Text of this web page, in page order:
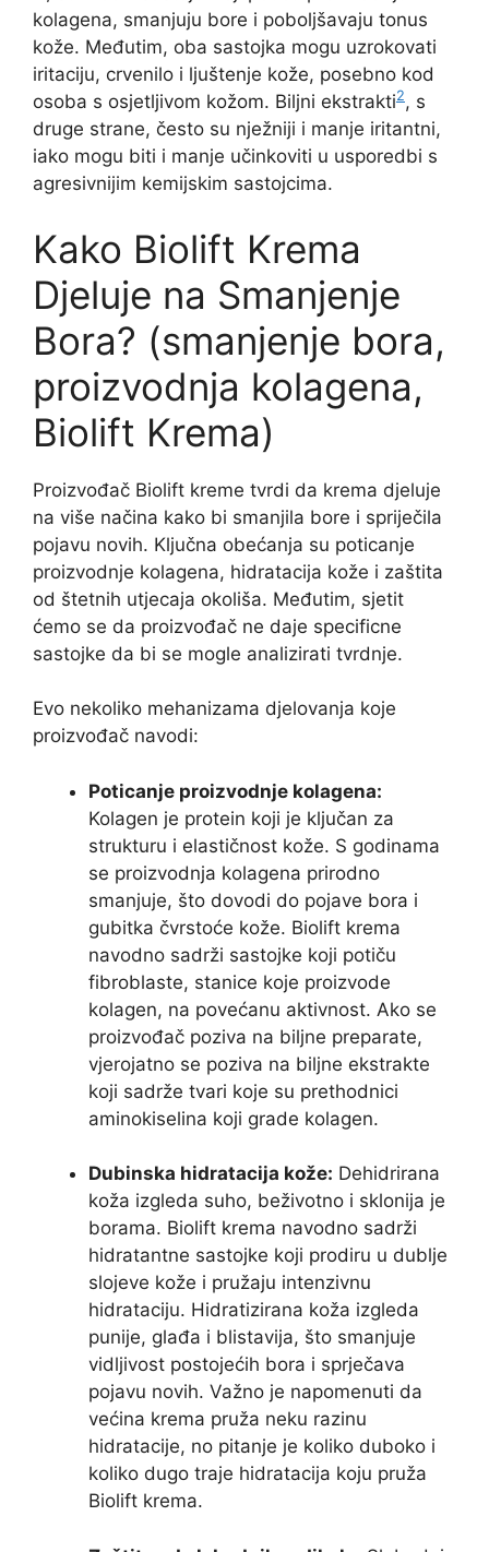
kolagena, smanjuju bore i poboljšavaju tonus
kože. Međutim, oba sastojka mogu uzrokovati
iritaciju, crvenilo i ljuštenje kože, posebno kod
osoba s osjetljivom kožom. Biljni ekstrakti2, s
druge strane, često su nježniji i manje iritantni,
iako mogu biti i manje učinkoviti u usporedbi s
agresivnijim kemijskim sastojcima.
Kako Biolift Krema
Djeluje na Smanjenje
Bora? (smanjenje bora,
proizvodnja kolagena,
Biolift Krema)
Proizvođač Biolift kreme tvrdi da krema djeluje
na više načina kako bi smanjila bore i spriječila
pojavu novih. Ključna obećanja su poticanje
proizvodnje kolagena, hidratacija kože i zaštita
od štetnih utjecaja okoliša. Međutim, sjetit
ćemo se da proizvođač ne daje specificne
sastojke da bi se mogle analizirati tvrdnje.
Evo nekoliko mehanizama djelovanja koje
proizvođač navodi:
Poticanje proizvodnje kolagena:
Kolagen je protein koji je ključan za
strukturu i elastičnost kože. S godinama
se proizvodnja kolagena prirodno
smanjuje, što dovodi do pojave bora i
gubitka čvrstoće kože. Biolift krema
navodno sadrži sastojke koji potiču
fibroblaste, stanice koje proizvode
kolagen, na povećanu aktivnost. Ako se
proizvođač poziva na biljne preparate,
vjerojatno se poziva na biljne ekstrakte
koji sadrže tvari koje su prethodnici
aminokiselina koji grade kolagen.
Dubinska hidratacija kože: Dehidrirana
koža izgleda suho, beživotno i sklonija je
borama. Biolift krema navodno sadrži
hidratantne sastojke koji prodiru u dublje
slojeve kože i pružaju intenzivnu
hidrataciju. Hidratizirana koža izgleda
punije, glađa i blistavija, što smanjuje
vidljivost postojećih bora i sprječava
pojavu novih. Važno je napomenuti da
većina krema pruža neku razinu
hidratacije, no pitanje je koliko duboko i
koliko dugo traje hidratacija koju pruža
Biolift krema.